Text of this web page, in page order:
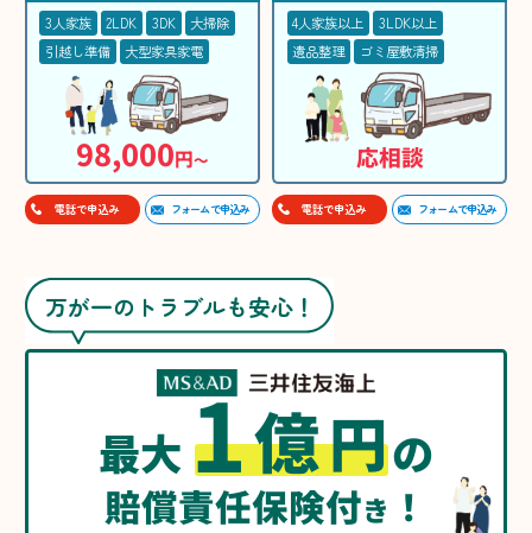
3人家族 2LDK 3DK
大掃除
引越し準備
大型家具家電
98,000円〜
電話で申込み フォームで申込み
4人家族以上
3LDK以上
遺品整理
ゴミ屋敷清掃
応相談
電話で申込み フォームで申込み
万が一のトラブルも安心！
最大1億円の
賠償責任保険付き ！